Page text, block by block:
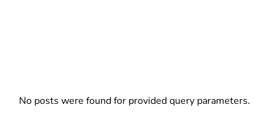
No posts were found for provided query parameters.